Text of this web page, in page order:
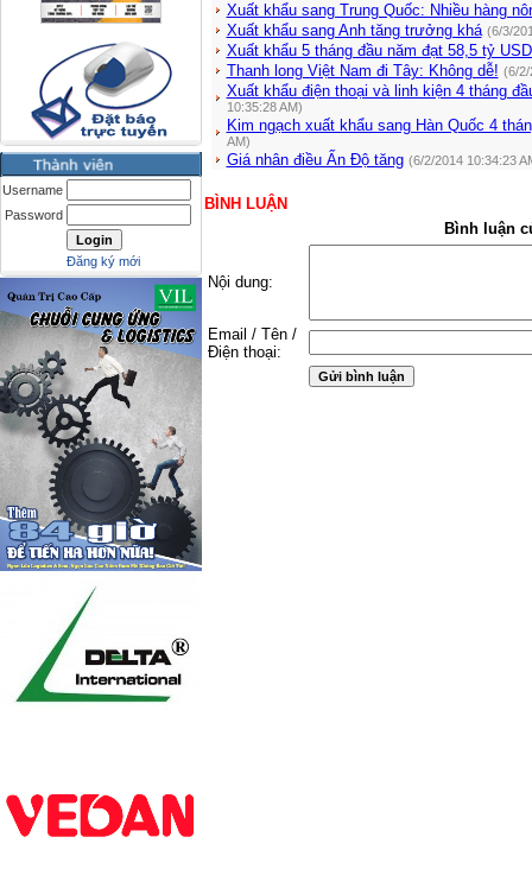
Username
Password
Đăng ký mới
Xuất khẩu sang Trung Quốc: Nhiều hàng
Xuất khẩu sang Anh tăng trưởng khá (6/3/
Xuất khẩu 5 tháng đầu năm đạt 58,5 tỷ
Thanh long Việt Nam đi Tây: Không dễ! (6/2/
Xuất khẩu điện thoại và linh kiện 4 tháng
10:35:28 AM)
Kim ngạch xuất khẩu sang Hàn Quốc 4
AM)
Giá nhân điều Ấn Độ tăng (6/2/2014 10:34:23
BÌNH LUẬN
Bình luận
Nội dung:
Email / Tên /
Điện thoại: